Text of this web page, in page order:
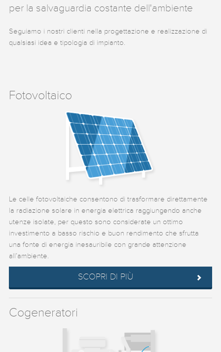
per la salvaguardia costante dell'ambiente
Seguiamo i nostri clienti nella progettazione e realizzazione di
qualsiasi idea e tipologia di impianto.
Fotovoltaico
Le celle fotovoltaiche consentono di trasformare direttamente
la radiazione solare in energia elettrica raggiungendo anche
utenze isolate, per questo sono considerate un ottimo
investimento a basso rischio e buon rendimento che sfrutta
una fonte di energia inesauribile con grande attenzione
all’ambiente.
SCOPRI DI PIÙ
Cogeneratori